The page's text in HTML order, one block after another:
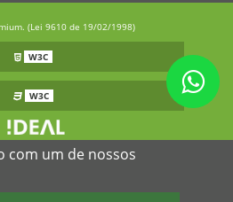
com um de nossos
(Lei 9610 de 19/02/1998)
W3C
W3C